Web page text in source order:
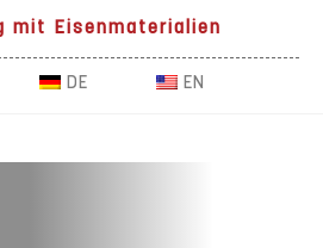
mit Eisenmaterialien
DE EN